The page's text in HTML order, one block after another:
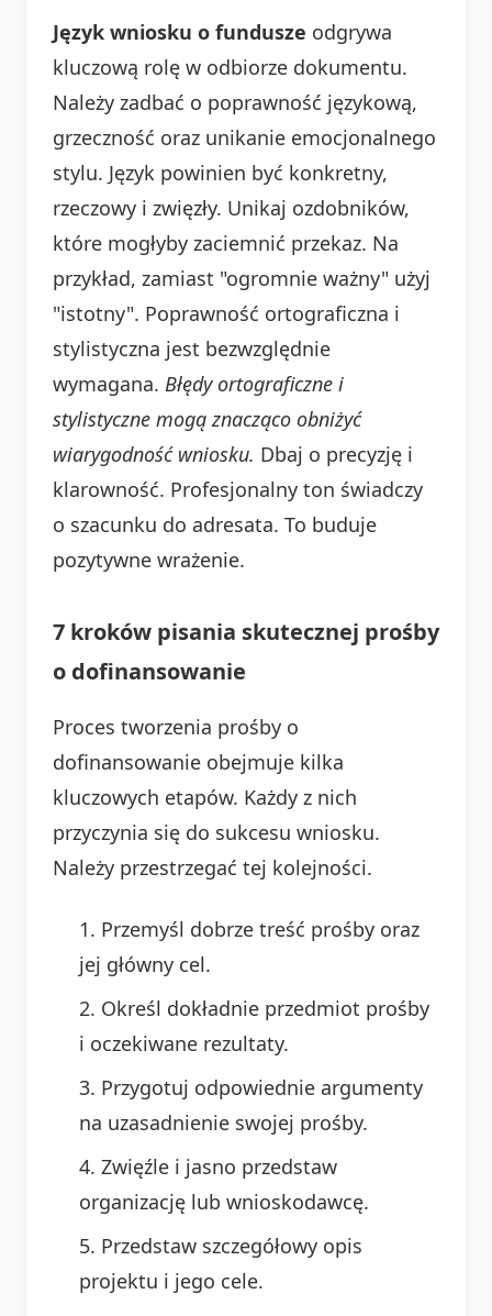
Język wniosku o fundusze odgrywa
kluczową rolę w odbiorze dokumentu.
Należy zadbać o poprawność językową,
grzeczność oraz unikanie emocjonalnego
stylu. Język powinien być konkretny,
rzeczowy i zwięzły. Unikaj ozdobników,
które mogłyby zaciemnić przekaz. Na
przykład, zamiast "ogromnie ważny" użyj
"istotny". Poprawność ortograficzna i
stylistyczna jest bezwzględnie
wymagana. Błędy ortograficzne i
stylistyczne mogą znacząco obniżyć
wiarygodność wniosku. Dbaj o precyzję i
klarowność. Profesjonalny ton świadczy
o szacunku do adresata. To buduje
pozytywne wrażenie.
7 kroków pisania skutecznej prośby
o dofinansowanie
Proces tworzenia prośby o
dofinansowanie obejmuje kilka
kluczowych etapów. Każdy z nich
przyczynia się do sukcesu wniosku.
Należy przestrzegać tej kolejności.
Przemyśl dobrze treść prośby oraz
jej główny cel.
Określ dokładnie przedmiot prośby
i oczekiwane rezultaty.
Przygotuj odpowiednie argumenty
na uzasadnienie swojej prośby.
Zwięźle i jasno przedstaw
organizację lub wnioskodawcę.
Przedstaw szczegółowy opis
projektu i jego cele.